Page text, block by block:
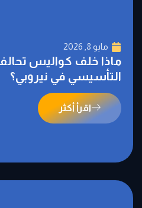
مايو 8, 2026
ماذا خلف كواليس
التأسيسي في نيروبي؟
اقرأ أكثر